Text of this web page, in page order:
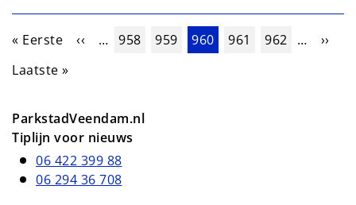
Paginering
Eerste pagina
« Eerste Vorige pagina
‹‹ … Pagina
958 Pagina
959 Huidige pagina
960 Pagina
961 Pagina
962 …
››
Laatste pagina
Laatste »
ParkstadVeendam.nl
Tiplijn voor nieuws
06 422 399 88
06 294 36 708